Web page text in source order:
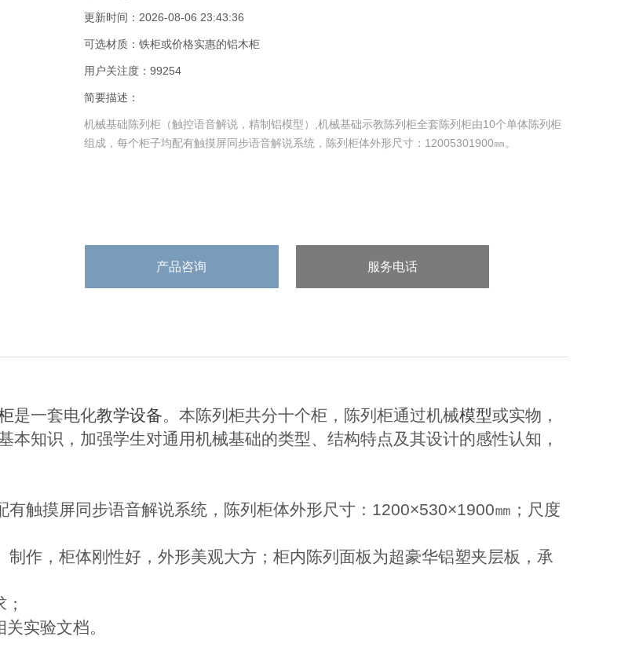
更新时间：2026-08-06 23:43:36
可选材质：铁柜或价格实惠的铝木柜
用户关注度： 99254
简要描述：
机械基础陈列柜（触控语音解说，精制铝模型）,机械基础示教陈列柜全套陈列柜由10个单体陈列柜
组成，每个柜子均配有触摸屏同步语音解说系统，陈列柜体外形尺寸：12005301900㎜。
产品咨询 服务电话
是一套电化教学设备。本陈列柜共分十个柜，陈列柜通过机械模型或实物，
知识，加强学生对通用机械基础的类型、结构特点及其设计的感性认知，
触摸屏同步语音解说系统，陈列柜体外形尺寸：1200×530×1900㎜；尺度
作，柜体刚性好，外形美观大方；柜内陈列面板为超豪华铝塑夹层板，承
实验文档。